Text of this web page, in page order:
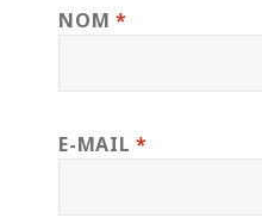
NOM *
E-MAIL *